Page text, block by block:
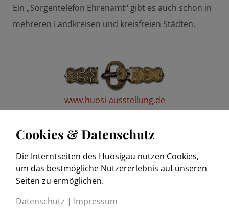
Ein „Sorgentelefon Ehrenamt“ gibt es auch schon in
mehreren Landkreisen und kreisfreien Städten.
www.huosi-ausstellung.de
www.trachtenkulturmuseum.de
Cookies & Datenschutz
Die Interntseiten des Huosigau nutzen Cookies,
um das bestmögliche Nutzererlebnis auf unseren
Seiten zu ermöglichen.
Datenschutz | Impressum